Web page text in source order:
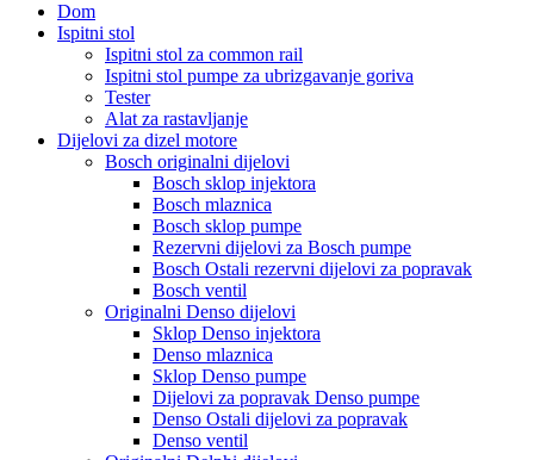
Dom
Ispitni stol
Ispitni stol za common rail
Ispitni stol pumpe za ubrizgavanje goriva
Tester
Alat za rastavljanje
Dijelovi za dizel motore
Bosch originalni dijelovi
Bosch sklop injektora
Bosch mlaznica
Bosch sklop pumpe
Rezervni dijelovi za Bosch pumpe
Bosch Ostali rezervni dijelovi za popravak
Bosch ventil
Originalni Denso dijelovi
Sklop Denso injektora
Denso mlaznica
Sklop Denso pumpe
Dijelovi za popravak Denso pumpe
Denso Ostali dijelovi za popravak
Denso ventil